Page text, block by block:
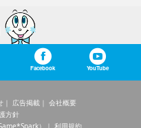
Facebook YouTube
広告掲載
会社概要
方針
）
利用規約